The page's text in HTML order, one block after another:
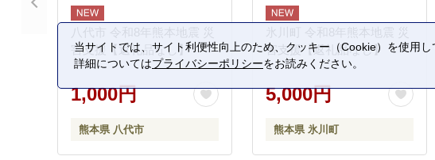
八代市 令和8年熊本地震 災
害支援【返礼品なし】
1,000円
熊本県 八代市
氷川町 令和8年熊本地震 災
害支援【返礼品なし】
5,000円
熊本県 氷川町
当サイトでは、サイト利便性向上のため、クッキー（Cookie）を使用
詳細についてはプライバシーポリシーをお読みください。